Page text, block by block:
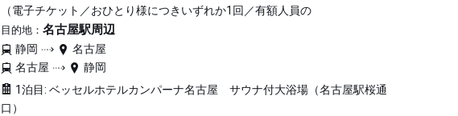
（電子チケット／おひとり様につきいずれか1回／有額人員の
目的地： 名古屋駅周辺
静岡
名古屋
名古屋
静岡
1泊目: ベッセルホテルカンパーナ名古屋 サウナ付大浴場（名古屋駅桜通
口）